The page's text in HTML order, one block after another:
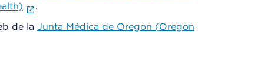
.
de la Junta Médica de Oregon (Oregon